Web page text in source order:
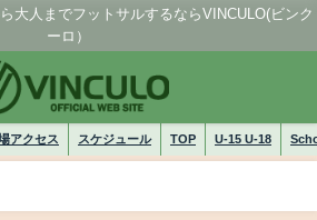
大人までフットサルするならVINCULO(ビンク
ーロ）
アクセス スケジュール TOP U-15 U-18